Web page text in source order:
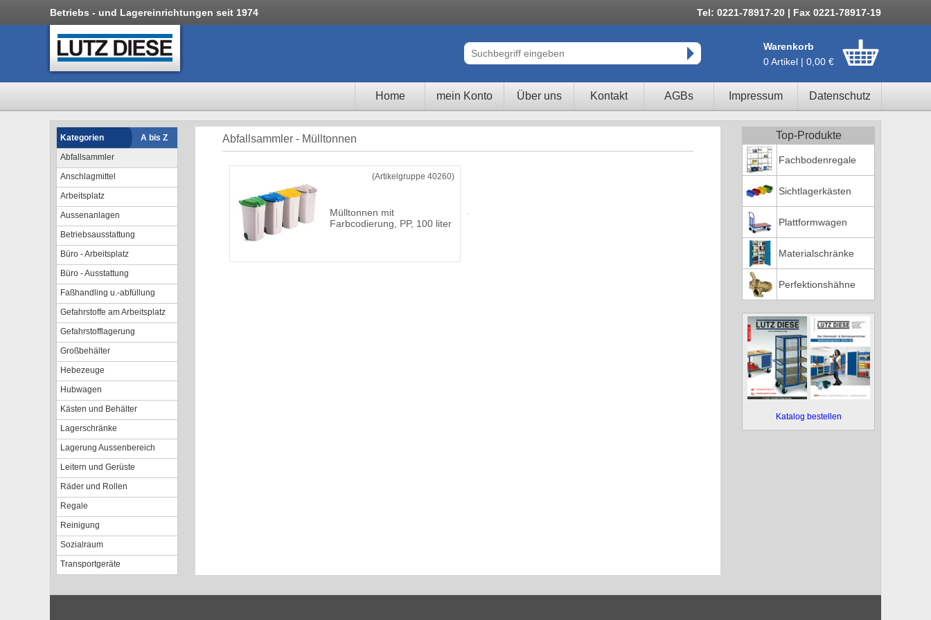
Betriebs - und Lagereinrichtungen seit 1974 Tel: 0221-78917-20 | Fax 0221-78917-19
Warenkorb
0 Artikel | 0,00 €
Home mein Konto Über uns Kontakt AGBs Impressum Datenschutz
Kategorien
A bis Z
Abfallsammler
Anschlagmittel
Arbeitsplatz
Aussenanlagen
Betriebsausstattung
Büro - Arbeitsplatz
Büro - Ausstattung
Faßhandling u.-abfüllung
Gefahrstoffe am Arbeitsplatz
Gefahrstofflagerung
Großbehälter
Hebezeuge
Hubwagen
Kästen und Behälter
Lagerschränke
Lagerung Aussenbereich
Leitern und Gerüste
Räder und Rollen
Regale
Reinigung
Sozialraum
Transportgeräte
Abfallsammler - Mülltonnen
(Artikelgruppe 40260)
Mülltonnen mit
Farbcodierung, PP, 100 liter
Top-Produkte
Fachbodenregale
Sichtlagerkästen
Plattformwagen
Materialschränke
Perfektionshähne
Katalog bestellen